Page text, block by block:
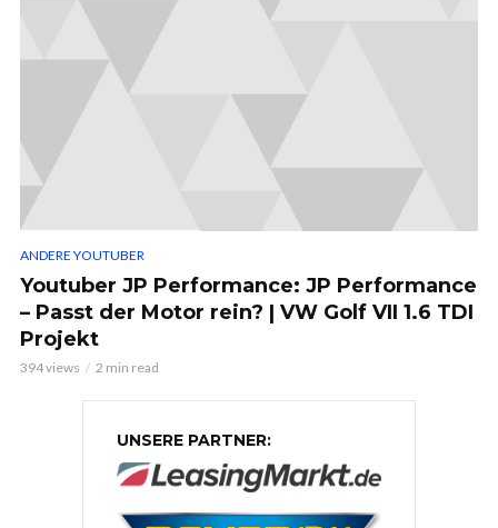
ANDERE YOUTUBER
Youtuber JP Performance: JP Performance
– Passt der Motor rein? | VW Golf VII 1.6 TDI
Projekt
394 views 2 min read
UNSERE PARTNER: